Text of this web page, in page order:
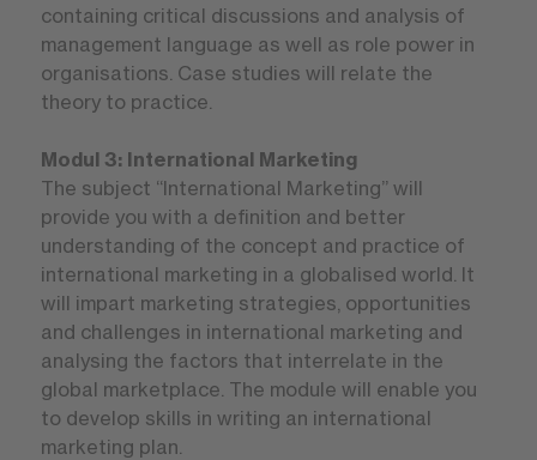
containing critical discussions and analysis of
management language as well as role power in
organisations. Case studies will relate the
theory to practice.
Modul 3: International Marketing
The subject “International Marketing” will
provide you with a definition and better
understanding of the concept and practice of
international marketing in a globalised world. It
will impart marketing strategies, opportunities
and challenges in international marketing and
analysing the factors that interrelate in the
global marketplace. The module will enable you
to develop skills in writing an international
marketing plan.